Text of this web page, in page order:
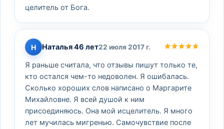
целитель от Бога.
Н Наталья 46 лет22 июля 2017 г.
Я раньше считала, что отзывы пишут только те,
кто остался чем-то недоволен. Я ошибалась.
Сколько хороших слов написано о Маргарите
Михайловне. Я всей душой к ним
присоединяюсь. Она мой исцелитель. Я много
лет мучилась мигренью. Самочувствие после